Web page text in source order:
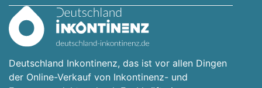
Deutschland Inkontinenz, das ist vor allen Dingen
der Online-Verkauf von Inkontinenz- und